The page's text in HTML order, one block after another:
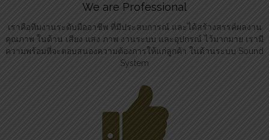
We are Professional
เราคือทีมงานระดับมืออาชีพ ที่มีประสบการณ์ และได้สร้างสรรค์ผลงาน
คุณภาพ ในด้าน เสียง แสง ภาพ งานระบบ และอุปกรณ์ ไว้มากมาย เรามี
ความพร้อมที่จะตอบสนองความต้องการให้แก่ลูกค้า ในด้านระบบ Sound
System